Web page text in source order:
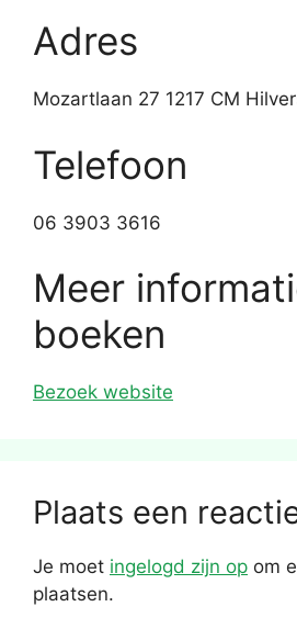
Adres
Mozartlaan 27 1217 CM
Telefoon
06 3903 3616
Meer
boeken
Bezoek website
Plaats een
Je moet ingelogd zijn op om
plaatsen.